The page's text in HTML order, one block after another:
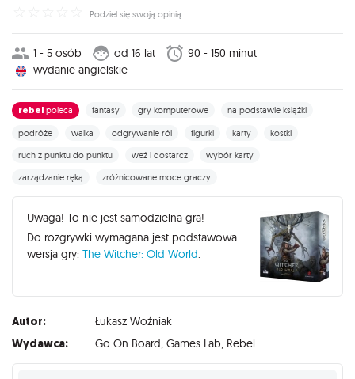
Podziel się swoją opinią
1 - 5 osób od 16 lat
90 - 150 minut
wydanie angielskie
rebel poleca fantasy gry komputerowe na podstawie książki
podróże walka odgrywanie ról figurki karty
kostki
ruch z punktu do punktu
weź i dostarcz
wybór karty
zarządzanie ręką
zróżnicowane moce graczy
Uwaga! To nie jest samodzielna gra!
Do rozgrywki wymagana jest podstawowa
wersja gry: The Witcher: Old World.
Autor: Łukasz Woźniak
Wydawca: Go On Board, Games Lab, Rebel